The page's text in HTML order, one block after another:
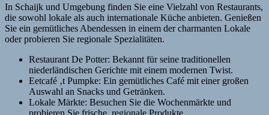
In Schaijk und Umgebung finden Sie eine Vielzahl von Restaurants,
die sowohl lokale als auch internationale Küche anbieten. Genießen
Sie ein gemütliches Abendessen in einem der charmanten Lokale
oder probieren Sie regionale Spezialitäten.
Restaurant De Potter: Bekannt für seine traditionellen
niederländischen Gerichte mit einem modernen Twist.
Eetcafé ‚t Pumpke: Ein gemütliches Café mit einer großen
Auswahl an Snacks und Getränken.
Lokale Märkte: Besuchen Sie die Wochenmärkte und
probieren Sie frische, regionale Produkte.